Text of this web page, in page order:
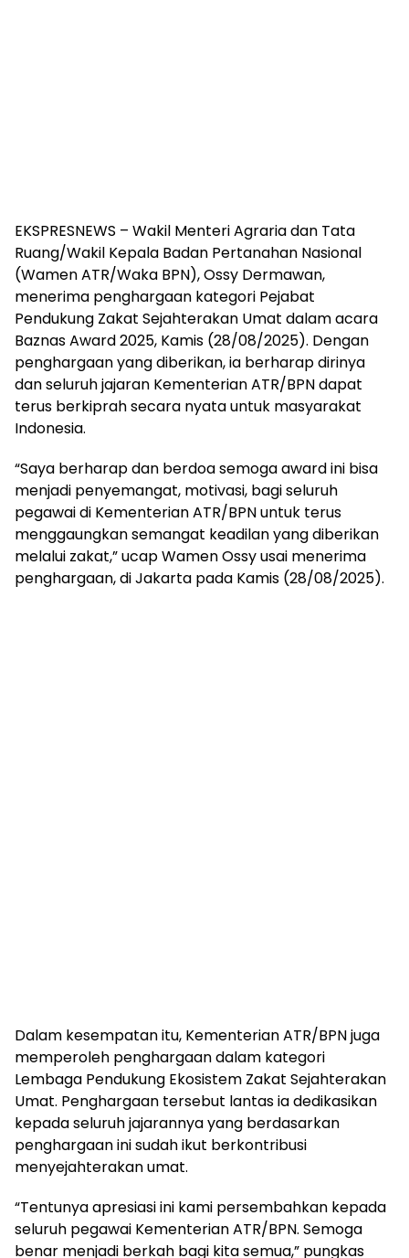
EKSPRESNEWS – Wakil Menteri Agraria dan Tata
Ruang/Wakil Kepala Badan Pertanahan Nasional
(Wamen ATR/Waka BPN), Ossy Dermawan,
menerima penghargaan kategori Pejabat
Pendukung Zakat Sejahterakan Umat dalam acara
Baznas Award 2025, Kamis (28/08/2025). Dengan
penghargaan yang diberikan, ia berharap dirinya
dan seluruh jajaran Kementerian ATR/BPN dapat
terus berkiprah secara nyata untuk masyarakat
Indonesia.
“Saya berharap dan berdoa semoga award ini bisa
menjadi penyemangat, motivasi, bagi seluruh
pegawai di Kementerian ATR/BPN untuk terus
menggaungkan semangat keadilan yang diberikan
melalui zakat,” ucap Wamen Ossy usai menerima
penghargaan, di Jakarta pada Kamis (28/08/2025).
Dalam kesempatan itu, Kementerian ATR/BPN juga
memperoleh penghargaan dalam kategori
Lembaga Pendukung Ekosistem Zakat Sejahterakan
Umat. Penghargaan tersebut lantas ia dedikasikan
kepada seluruh jajarannya yang berdasarkan
penghargaan ini sudah ikut berkontribusi
menyejahterakan umat.
“Tentunya apresiasi ini kami persembahkan kepada
seluruh pegawai Kementerian ATR/BPN. Semoga
benar menjadi berkah bagi kita semua,” pungkas